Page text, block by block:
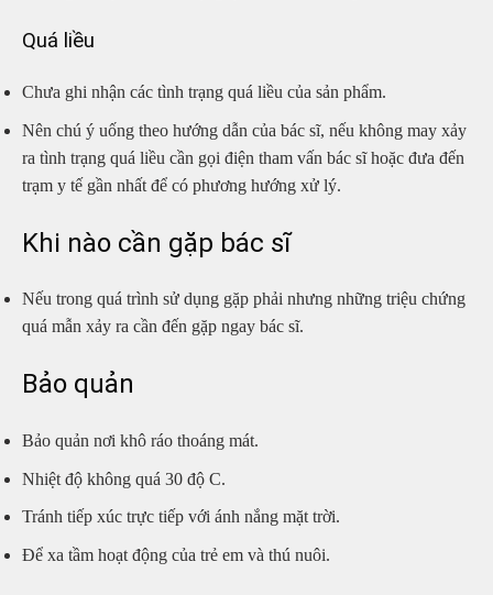
Quá liều
Chưa ghi nhận các tình trạng quá liều của sản phẩm.
Nên chú ý uống theo hướng dẫn của bác sĩ, nếu không may xảy
ra tình trạng quá liều cần gọi điện tham vấn bác sĩ hoặc đưa đến
trạm y tế gần nhất để có phương hướng xử lý.
Khi nào cần gặp bác sĩ
Nếu trong quá trình sử dụng gặp phải nhưng những triệu chứng
quá mẫn xảy ra cần đến gặp ngay bác sĩ.
Bảo quản
Bảo quản nơi khô ráo thoáng mát.
Nhiệt độ không quá 30 độ C.
Tránh tiếp xúc trực tiếp với ánh nắng mặt trời.
Để xa tầm hoạt động của trẻ em và thú nuôi.